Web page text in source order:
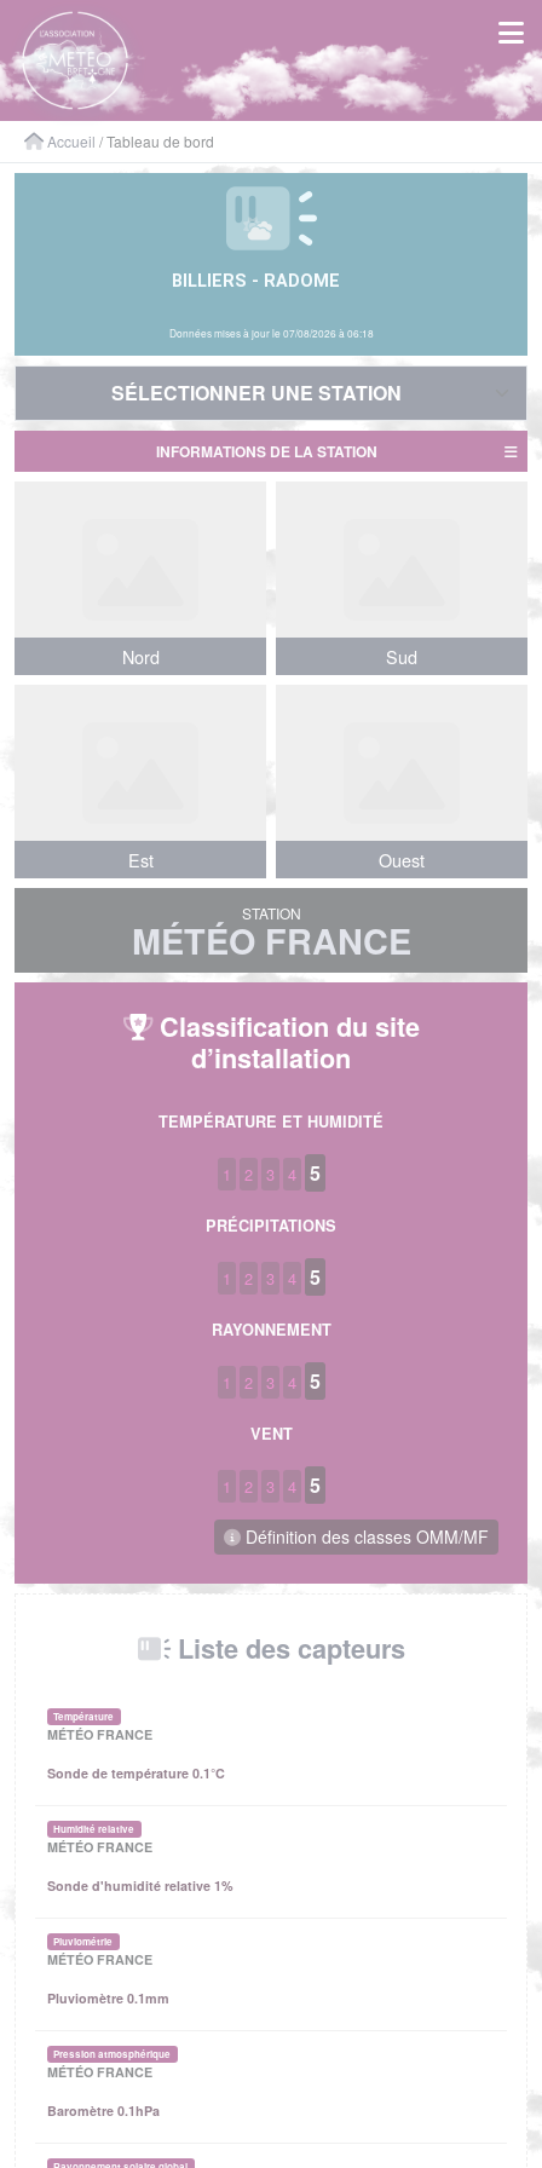
Accueil / Tableau de bord
BILLIERS - RADOME
Données mises à jour le 07/08/2026 à 06:18
SÉLECTIONNER UNE STATION
SÉLECTIONNER UNE STATION
INFORMATIONS DE LA STATION
Nord
Nord Sud
Sud
Est
Est Ouest
Ouest
STATION
MÉTÉO FRANCE
Classification du site
d’installation
TEMPÉRATURE ET HUMIDITÉ
1 2 3 4 5
PRÉCIPITATIONS
1 2 3 4 5
RAYONNEMENT
1 2 3 4 5
VENT
1 2 3 4 5
Définition des classes OMM/MF
Liste des capteurs
Température
MÉTÉO FRANCE
Sonde de température 0.1°C
Humidité relative
MÉTÉO FRANCE
Sonde d'humidité relative 1%
Pluviométrie
MÉTÉO FRANCE
Pluviomètre 0.1mm
Pression atmosphérique
MÉTÉO FRANCE
Baromètre 0.1hPa
Panneau de gestion des cookies